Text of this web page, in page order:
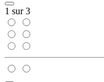
Fermer
1 sur3